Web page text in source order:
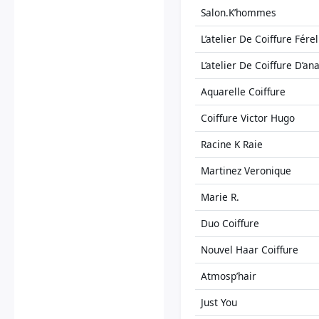
Salon.K’hommes
L’atelier De Coiffure Férel
L’atelier De Coiffure
Aquarelle Coiffure
Coiffure Victor Hugo
Racine K Raie
Martinez Veronique
Marie R.
Duo Coiffure
Nouvel Haar Coiffure
Atmosp’hair
Just You